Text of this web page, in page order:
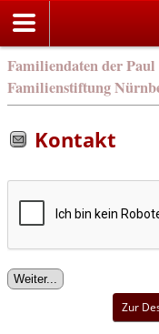
Familiendaten der
Familienstiftung
Kontakt
Zur